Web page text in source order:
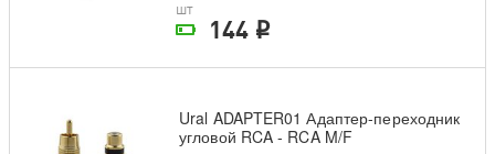
На складе поставщика
шт
144 i
Ural ADAPTER01 Адаптер-переходник
угловой RCA - RCA M/F